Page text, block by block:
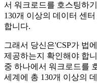
서 워크로드를 호스팅하
130개 이상의 데이터 센
합니다.
그래서 당신은'CSP가 법
제공하는지 확인해야 합
중 하나에서 워크로드를
세계에 총 130개 이상의